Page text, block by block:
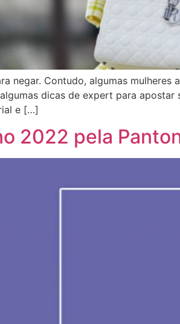
negar. Contudo, algumas
dicas de expert para
e […]
2022 pela